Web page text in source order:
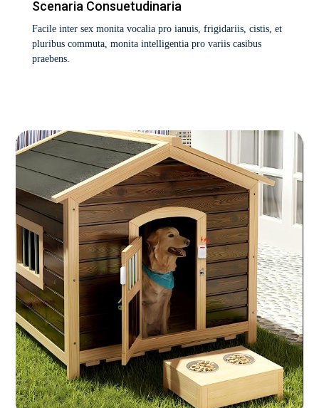
Scenaria Consuetudinaria
Facile inter sex monita vocalia pro ianuis, frigidariis, cistis, et
pluribus commuta, monita intelligentia pro variis casibus
praebens.